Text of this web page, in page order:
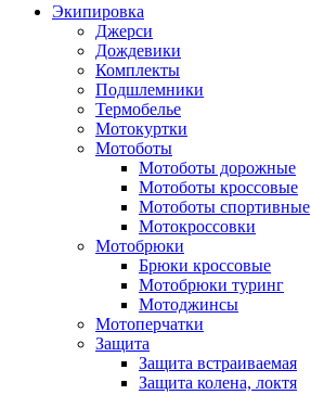
Экипировка
Джерси
Дождевики
Комплекты
Подшлемники
Термобелье
Мотокуртки
Мотоботы
Мотоботы дорожные
Мотоботы кроссовые
Мотоботы спортивные
Мотокроссовки
Мотобрюки
Брюки кроссовые
Мотобрюки туринг
Мотоджинсы
Мотоперчатки
Защита
Защита встраиваемая
Защита колена, локтя